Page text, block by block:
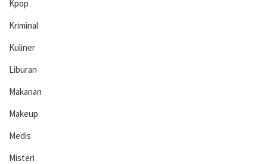
Kpop
Kriminal
Kuliner
Liburan
Makanan
Makeup
Medis
Misteri